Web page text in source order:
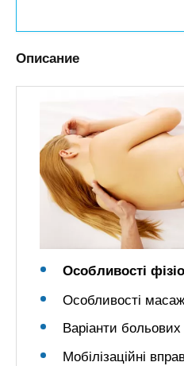
n
t
s
n
o
з
а
Описание
Особливості
Особливості
Варіанти больових
Мобілізаційні